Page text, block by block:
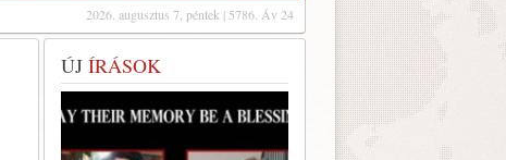
2026. augusztus 7, péntek | 5786. Áv 24
ÚJ ÍRÁSOK